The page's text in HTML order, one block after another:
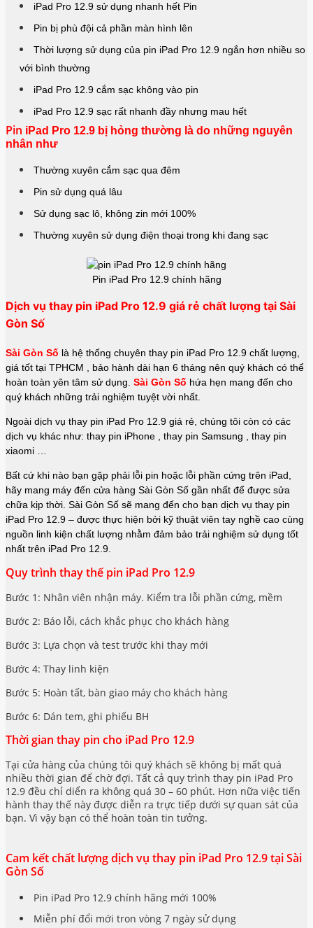
iPad Pro 12.9 sử dụng nhanh hết Pin
Pin bị phù đội cả phần màn hình lên
Thời lượng sử dụng của pin iPad Pro 12.9 ngắn hơn nhiều so
với bình thường
iPad Pro 12.9 cắm sạc không vào pin
iPad Pro 12.9 sạc rất nhanh đầy nhưng mau hết
Pin iPad Pro 12.9 bị hỏng thường là do những nguyên
nhân như
Thường xuyên cắm sạc qua đêm
Pin sử dụng quá lâu
Sử dụng sạc lô, không zin mới 100%
Thường xuyên sử dụng điện thoại trong khi đang sạc
Pin iPad Pro 12.9 chính hãng
Dịch vụ thay pin iPad Pro 12.9 giá rẻ chất lượng tại Sài
Gòn Số
Sài Gòn Số là hệ thống chuyên thay pin iPad Pro 12.9 chất lượng,
giá tốt tại TPHCM , bảo hành dài hạn 6 tháng nên quý khách có thể
hoàn toàn yên tâm sử dụng. Sài Gòn Số hứa hẹn mang đến cho
quý khách những trải nghiệm tuyệt vời nhất.
Ngoài dịch vụ thay pin iPad Pro 12.9 giá rẻ, chúng tôi còn có các
dịch vụ khác như: thay pin iPhone
, thay pin Samsung , thay pin
xiaomi …
Bất cứ khi nào bạn gặp phải lỗi pin hoặc lỗi phần cứng trên iPad,
hãy mang máy đến cửa hàng Sài Gòn Số gần nhất để được sửa
chữa kịp thời. Sài Gòn Số sẽ mang đến cho bạn dịch vụ thay pin
iPad Pro 12.9 – được thực hiện bởi kỹ thuật viên tay nghề cao cùng
nguồn linh kiện chất lượng nhằm đảm bảo trải nghiệm sử dụng tốt
nhất trên iPad Pro 12.9.
Quy trình thay thế pin iPad Pro 12.9
Bước 1: Nhân viên nhận máy. Kiểm tra lỗi phần cứng, mềm
Bước 2: Báo lỗi, cách khắc phục cho khách hàng
Bước 3: Lựa chọn và test trước khi thay mới
Bước 4: Thay linh kiện
Bước 5: Hoàn tất, bàn giao máy cho khách hàng
Bước 6: Dán tem, ghi phiếu BH
Thời gian thay pin cho iPad Pro 12.9
Tại cửa hàng của chúng tôi quý khách sẽ không bị mất quá
nhiều thời gian để chờ đợi. Tất cả quy trình thay pin iPad Pro
12.9 đều chỉ diển ra không quá 30 – 60 phút. Hơn nữa việc tiến
hành thay thế này được diễn ra trực tiếp dưới sự quan sát của
bạn. Vì vậy bạn có thể hoàn toàn tin tưởng.
Cam kết chất lượng dịch vụ thay pin iPad Pro 12.9 tại Sài
Gòn Số
Pin iPad Pro 12.9 chính hãng mới 100%
Miễn phí đổi mới tron vòng 7 ngày sử dụng